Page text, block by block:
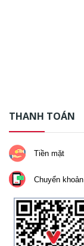
THANH TOÁN
Tiền mặt
Chuyển khoản